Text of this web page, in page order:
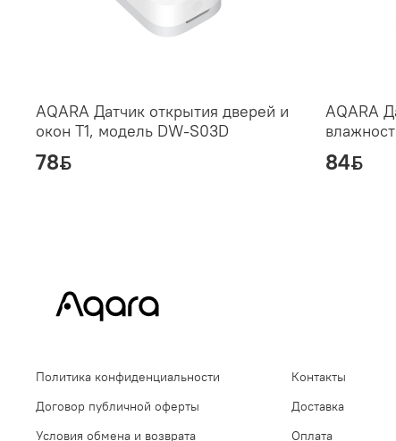
AQARA Датчик открытия дверей и
окон Т1, модель DW-S03D
78ƃ
AQARA
84ƃ
Политика конфиденциальности
Договор публичной оферты
Условия обмена и возврата
Контакты
Доставка
Оплата